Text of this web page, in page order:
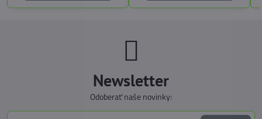
Newsletter
Odoberať naše novinky: